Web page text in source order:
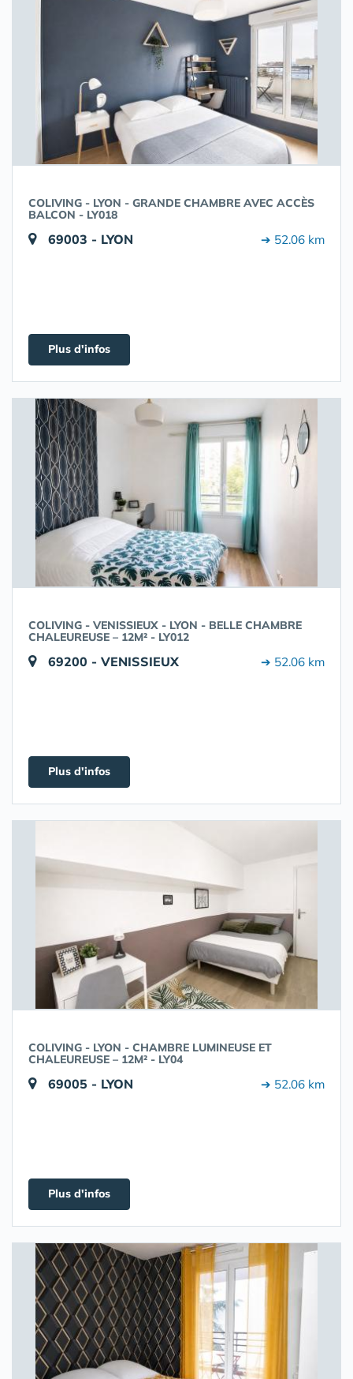
COLIVING - LYON - GRANDE CHAMBRE AVEC ACCÈS
BALCON - LY018
69003 - LYON ➔ 52.06 km
Plus d'infos
COLIVING - VENISSIEUX - LYON - BELLE CHAMBRE
CHALEUREUSE – 12M² - LY012
69200 - VENISSIEUX ➔ 52.06 km
Plus d'infos
COLIVING - LYON - CHAMBRE LUMINEUSE ET
CHALEUREUSE – 12M² - LY04
69005 - LYON ➔ 52.06 km
Plus d'infos